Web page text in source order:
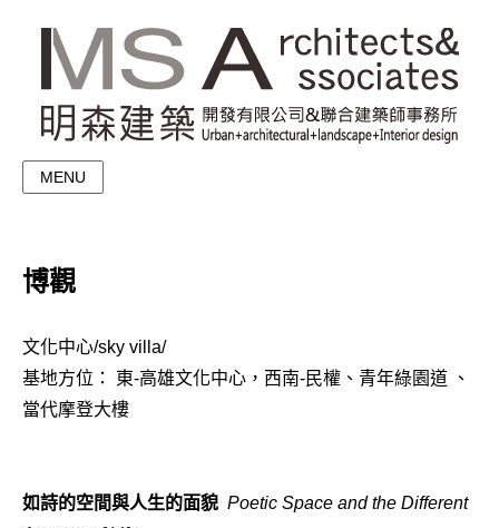
MENU
博觀
文化中心/sky villa/
基地方位： 東-高雄文化中心，西南-民權、青年綠園道 、
當代摩登大樓
如詩的空間與人生的面貌 Poetic Space and the Different